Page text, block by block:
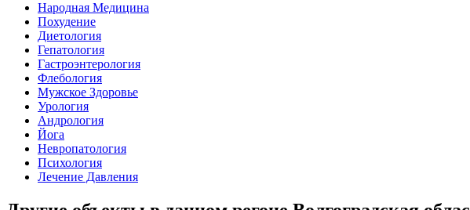
Народная Медицина
Похудение
Диетология
Гепатология
Гастроэнтерология
Флебология
Мужское Здоровье
Урология
Андрология
Йога
Невропатология
Психология
Лечение Давления